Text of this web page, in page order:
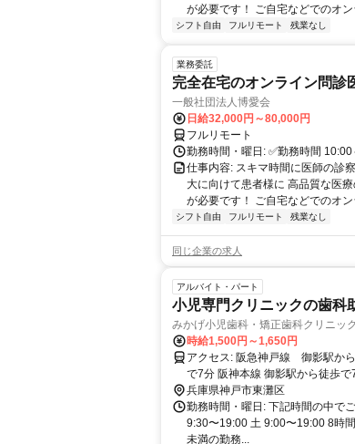
が必要です！ ご自宅などでのオ
シフト自由 フルリモート 残業なし
業務委託
完全在宅のオンライン問診
一般社団法人博愛会
日給32,000円～80,000円
フルリモート
勤務時間・曜日: ✅勤務時間
仕事内容: スキマ時間に医師の診
大に向けて患者様に 高品質な医
が必要です！ ご自宅などでのオ
シフト自由 フルリモート 残業なし
同じ企業の求人
アルバイト・パート
小児専門クリニックの歯科
みかげ小児歯科・矯正歯科クリニック
時給1,500円～1,650円
アクセス: 阪急神戸線 御影駅から徒歩7分 JR神戸線(大阪～神戸) 住吉駅から徒歩
で7分 阪神本線 御影駅から徒歩で
兵庫県神戸市東灘区
勤務時間・曜日: 下記時間の中で
9:30〜19:00 土 9:00〜19:00 8時
未満の勤務...